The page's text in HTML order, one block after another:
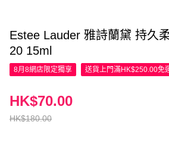
Estee Lauder 雅詩蘭黛 持久
20 15ml
8月8網店限定獨享 送貨上門滿HK$250.00免
HK$180.00
HK$70.00